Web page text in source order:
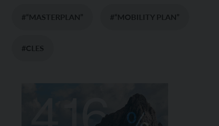
#“MASTERPLAN” #“MOBILITY PLAN”
#CLES